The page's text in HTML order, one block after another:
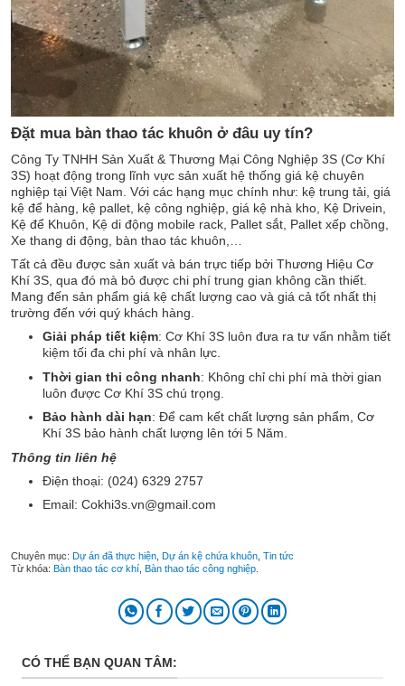
Đặt mua bàn thao tác khuôn ở đâu uy tín?
Công Ty TNHH Sản Xuất & Thương Mại Công Nghiệp 3S (Cơ Khí
3S) hoạt động trong lĩnh vực sản xuất hệ thống giá kệ chuyên
nghiệp tại Việt Nam. Với các hạng mục chính như: kệ trung tải, giá
kệ để hàng, kệ pallet, kệ công nghiệp, giá kệ nhà kho, Kệ Drivein,
Kệ để Khuôn, Kệ di động mobile rack, Pallet sắt, Pallet xếp chồng,
Xe thang di động, bàn thao tác khuôn,…
Tất cả đều được sản xuất và bán trực tiếp bởi Thương Hiệu Cơ
Khí 3S, qua đó mà bỏ được chi phí trung gian không cần thiết.
Mang đến sản phẩm giá kệ chất lượng cao và giá cả tốt nhất thị
trường đến với quý khách hàng.
Giải pháp tiết kiệm: Cơ Khí 3S luôn đưa ra tư vấn nhằm tiết
kiệm tối đa chi phí và nhân lực.
Thời gian thi công nhanh: Không chỉ chi phí mà thời gian
luôn được Cơ Khí 3S chú trọng.
Bảo hành dài hạn: Để cam kết chất lượng sản phẩm, Cơ
Khí 3S bảo hành chất lượng lên tới 5 Năm.
Thông tin liên hệ
Điện thoại: (024) 6329 2757
Email: Cokhi3s.vn@gmail.com
Chuyên mục: Dự án đã thực hiện Dự án kệ chứa khuôn Tin tức
Từ khóa: Bàn thao tác cơ khí Bàn thao tác công nghiệp
CÓ THỂ BẠN QUAN TÂM: